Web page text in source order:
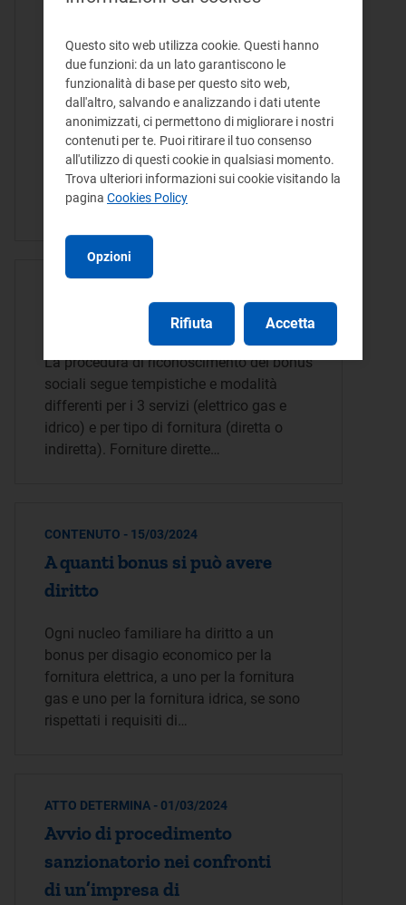
Approvazione delle
comunicazioni di cui
all’articolo 21 dell’allegato A
alla deliberazione
63/2021/R/com
Approvazione delle comunicazioni di cui
all’articolo 21 dell’allegato A alla
deliberazione 63/2021/R/com
Come e quando si ricevono
La procedura di riconoscimento dei bonus
sociali segue tempistiche e modalità
differenti per i 3 servizi (elettrico gas e
idrico) e per tipo di fornitura (diretta o
indiretta). Forniture dirette…
CONTENUTO - 15/03/2024
A quanti bonus si può avere
diritto
Ogni nucleo familiare ha diritto a un
bonus per disagio economico per la
fornitura elettrica, a uno per la fornitura
gas e uno per la fornitura idrica, se sono
rispettati i requisiti di…
ATTO DETERMINA - 01/03/2024
Avvio di procedimento
sanzionatorio nei confronti
di un’impresa di
Questo sito web utilizza cookie. Questi hanno
due funzioni: da un lato garantiscono le
funzionalità di base per questo sito web,
dall'altro, salvando e analizzando i dati utente
anonimizzati, ci permettono di migliorare i nostri
contenuti per te. Puoi ritirare il tuo consenso
all'utilizzo di questi cookie in qualsiasi momento.
Trova ulteriori informazioni sui cookie visitando la
pagina Cookies Policy
Opzioni
Rifiuta Accetta